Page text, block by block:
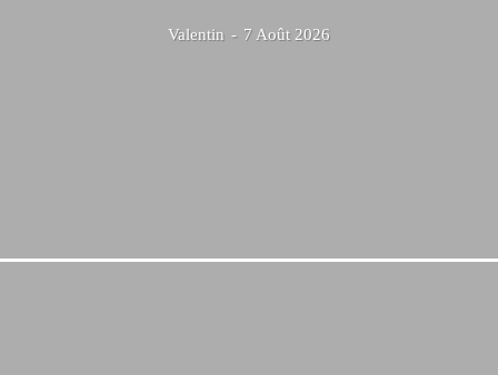
Valentin - 7 Août 2026